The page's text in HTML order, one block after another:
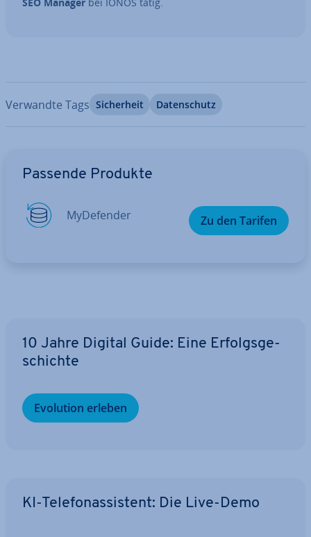
Verwandte Tags Si­cher­heit Da­ten­schutz
Passende Produkte
My­De­fen­der Zu den Tarifen
10 Jahre Digital Guide: Eine Er­folgs­ge­
schich­te
Evolution erleben
KI-Te­le­fon­as­sis­tent: Die Live-Demo